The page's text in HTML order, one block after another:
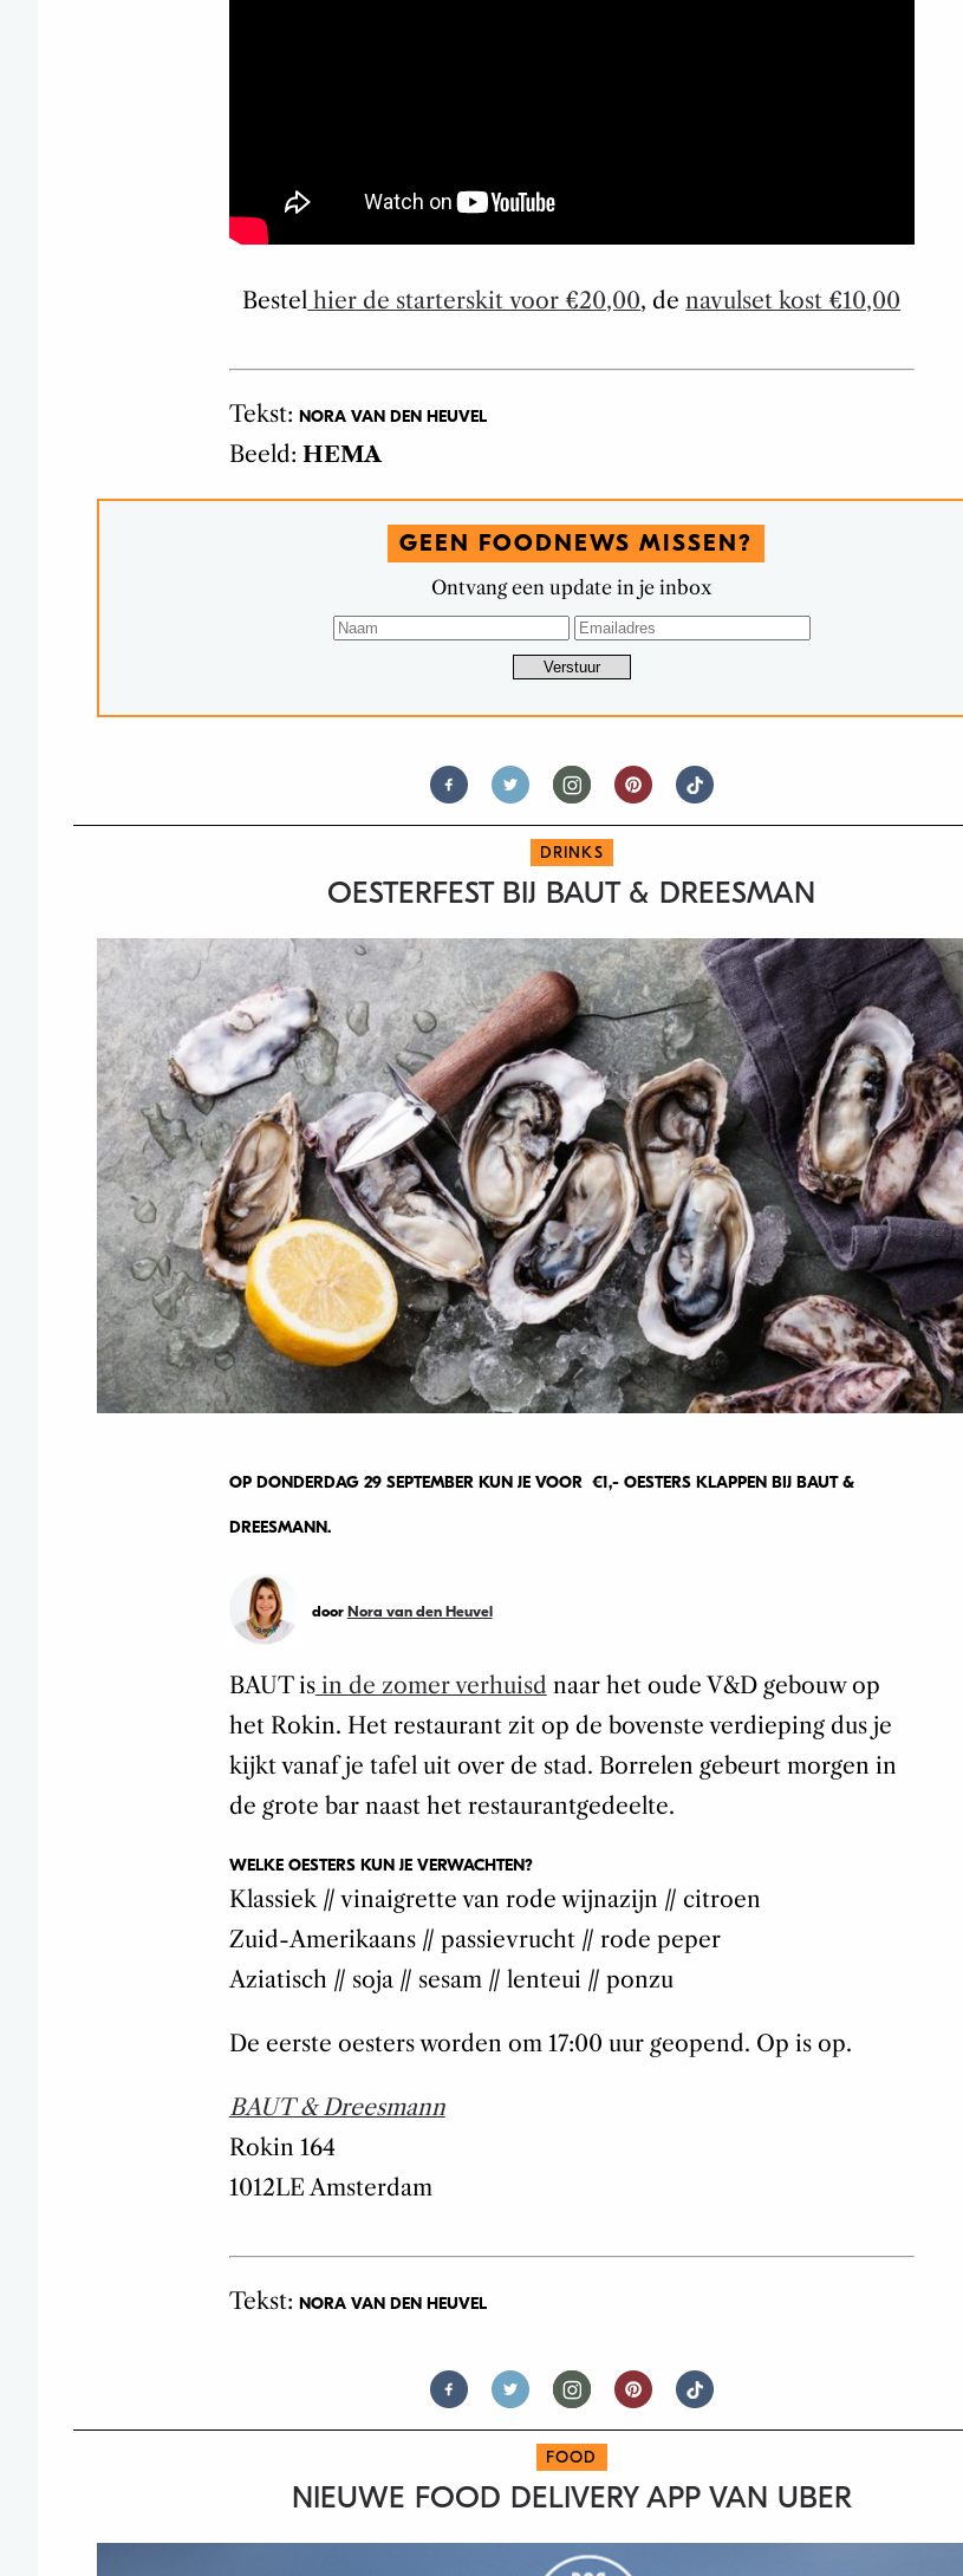
Bestel hier de starterskit voor €20,00, denavulset kost €10,00
Tekst: NORA VAN DEN HEUVEL
Beeld: HEMA
GEEN FOODNEWS MISSEN?
Ontvang een update in je inbox
DRINKS
OESTERFEST BIJ BAUT & DREESMAN
OP DONDERDAG 29 SEPTEMBER KUN JE VOOR €1,- OESTERS KLAPPEN BIJ BAUT &
DREESMANN.
door Nora van den Heuvel
BAUT isin de zomer verhuisd naar het oude V&D gebouw op
het Rokin. Het restaurant zit op de bovenste verdieping dus je
kijkt vanaf je tafel uit over de stad. Borrelen gebeurt morgen in
de grote bar naast het restaurantgedeelte.
WELKE OESTERS KUN JE VERWACHTEN?
Klassiek // vinaigrette van rode wijnazijn // citroen
Zuid-Amerikaans // passievrucht // rode peper
Aziatisch // soja // sesam // lenteui // ponzu
De eerste oesters worden om 17:00 uur geopend. Op is op.
BAUT & Dreesmann
Rokin 164
1012LE Amsterdam
Tekst: NORA VAN DEN HEUVEL
FOOD
NIEUWE FOOD DELIVERY APP VAN UBER